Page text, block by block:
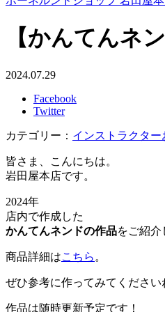
【かんてんネ
2024.07.29
Facebook
Twitter
カテゴリー： インストラクター
皆さま、こんにちは。
岩田屋本店です。
2024年
店内で作成した
かんてんネンドの作品をご紹介
商品詳細はこちら 。
ぜひ参考に作ってみてください
作品は随時更新予定です！